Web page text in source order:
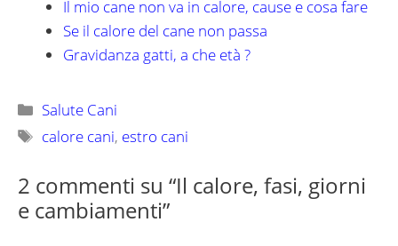
Il mio cane non va in calore, cause e cosa fare
Se il calore del cane non passa
Gravidanza gatti, a che età ?
Categorie
Salute Cani
Tag
calore cani, estro cani
2 commenti su “Il calore, fasi, giorni
e cambiamenti”